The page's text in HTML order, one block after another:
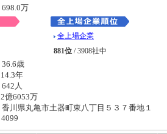
698.0万
全上場企業
881位 / 3908社中
36.6歳
14.3年
642人
2億6053万
香川県丸亀市土器町東八丁目５３７番地１
4099